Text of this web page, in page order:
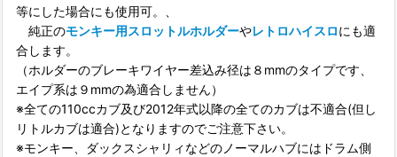
等にした場合にも使用可。、
純正のモンキー用スロットルホルダーやレトロハイスロにも適
合します。
（ホルダーのブレーキワイヤー差込み径は８mmのタイプです、
エイプ系は９mmの為適合しません）
※全ての110ccカブ及び2012年式以降の全てのカブは不適合(但し
リトルカブは適合)となりますのでご注意下さい。
※モンキー、ダックスシャリィなどのノーマルハブにはドラム側